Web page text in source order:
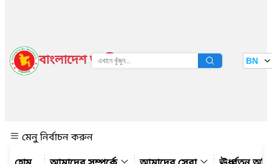
বাংলাদেশ জাতীয় তথ্য বাতায়ন BN
মেনু নির্বাচন করুন